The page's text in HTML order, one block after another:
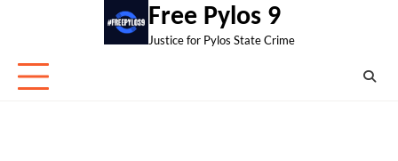
Free Pylos 9
Justice for Pylos State Crime